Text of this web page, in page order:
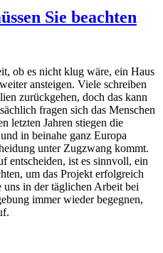
Sie beachten
ob es nicht klug wäre, ein Haus
ansteigen. Viele schreiben
zurückgehen, doch das kann
fragen sich das Menschen
letzten Jahren stiegen die
in beinahe ganz Europa
unter Zugzwang kommt.
entscheiden, ist es sinnvoll, ein
um das Projekt erfolgreich
in der täglichen Arbeit bei
immer wieder begegnen,